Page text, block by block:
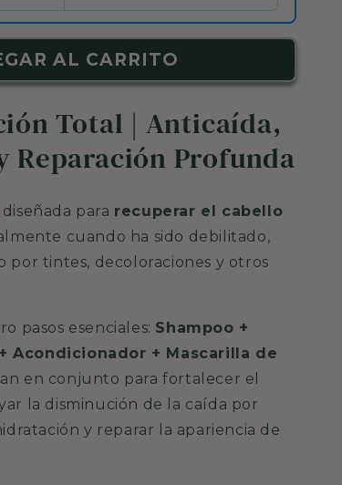
AL CARRITO
Total | Anticaída,
Reparación Profunda
diseñada para recuperar el cabello
cuando ha sido debilitado,
por tintes, decoloraciones y otros
pasos esenciales: Shampoo +
Acondicionador + Mascarilla de
en conjunto para fortalecer el
la disminución de la caída por
y reparar la apariencia de